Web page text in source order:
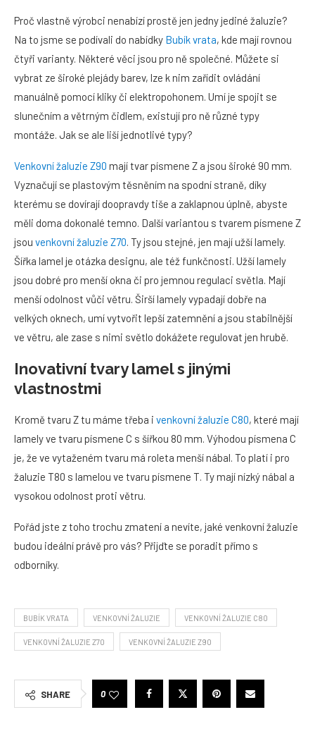
Proč vlastně výrobci nenabízí prostě jen jedny jediné žaluzie?
Na to jsme se podívali do nabídky Bubík vrata, kde mají rovnou
čtyři varianty. Některé věci jsou pro ně společné. Můžete si
vybrat ze široké plejády barev, lze k nim zařídit ovládání
manuálně pomocí kliky či elektropohonem. Umí je spojit se
slunečním a větrným čidlem, existují pro ně různé typy
montáže. Jak se ale liší jednotlivé typy?
Venkovní žaluzie Z90 mají tvar písmene Z a jsou široké 90 mm.
Vyznačují se plastovým těsněním na spodní straně, díky
kterému se dovírají doopravdy tiše a zaklapnou úplně, abyste
měli doma dokonalé temno. Další variantou s tvarem písmene Z
jsou venkovní žaluzie Z70. Ty jsou stejné, jen mají užší lamely.
Šířka lamel je otázka designu, ale též funkčnosti. Užší lamely
jsou dobré pro menší okna či pro jemnou regulaci světla. Mají
menší odolnost vůči větru. Širší lamely vypadají dobře na
velkých oknech, umí vytvořit lepší zatemnění a jsou stabilnější
ve větru, ale zase s nimi světlo dokážete regulovat jen hrubě.
Inovativní tvary lamel s jinými
vlastnostmi
Kromě tvaru Z tu máme třeba i venkovní žaluzie C80, které mají
lamely ve tvaru písmene C s šířkou 80 mm. Výhodou písmena C
je, že ve vytaženém tvaru má roleta menší nábal. To platí i pro
žaluzie T80 s lamelou ve tvaru písmene T. Ty mají nízký nábal a
vysokou odolnost proti větru.
Pořád jste z toho trochu zmatení a nevíte, jaké venkovní žaluzie
budou ideální právě pro vás? Přijďte se poradit přímo s
odborníky.
BUBÍK VRATA VENKOVNÍ ŽALUZIE VENKOVNÍ ŽALUZIE C80
VENKOVNÍ ŽALUZIE Z70 VENKOVNÍ ŽALUZIE Z90
SHARE 0